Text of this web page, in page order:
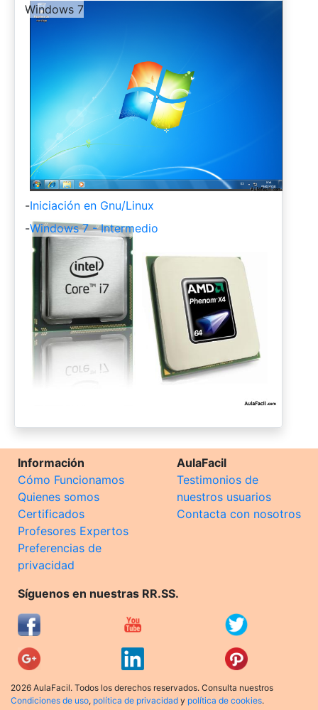
-
Windows 7
-Iniciación en Gnu/Linux
-Windows 7 - Intermedio
Información
Cómo Funcionamos
Quienes somos
Certificados
Profesores Expertos
Preferencias de
privacidad
AulaFacil
Testimonios de
nuestros usuarios
Contacta con nosotros
Síguenos en nuestras RR.SS.
2026 AulaFacil. Todos los derechos reservados. Consulta nuestros
Condiciones de uso, política de privacidad y política de cookies.